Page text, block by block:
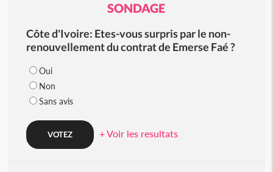
SONDAGE
Côte d'Ivoire: Etes-vous surpris par le non-
renouvellement du contrat de Emerse Faé ?
Oui
Non
Sans avis
+ Voir les resultats